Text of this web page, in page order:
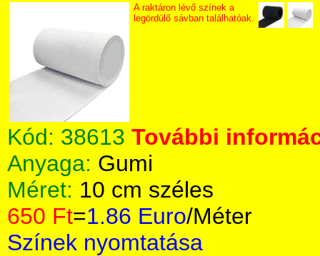
A raktáron lévő színek a
legördülő sávban találhatóak.
Kód: 38613 További
Anyaga: Gumi
Méret: 10 cm széles
650 Ft=1.86 Euro/Méter
Színek nyomtatása